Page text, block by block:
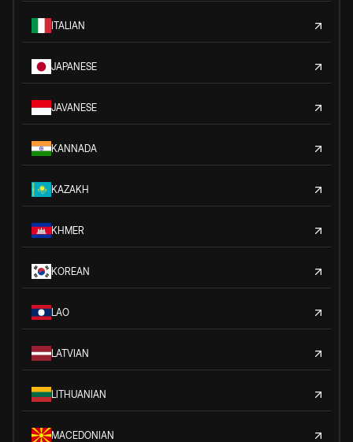
ITALIAN
JAPANESE
JAVANESE
KANNADA
KAZAKH
KHMER
KOREAN
LAO
LATVIAN
LITHUANIAN
MACEDONIAN